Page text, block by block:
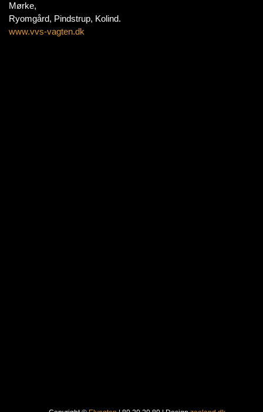
Mørke,
Ryomgård, Pindstrup, Kolind.
www.vvs-vagten.dk